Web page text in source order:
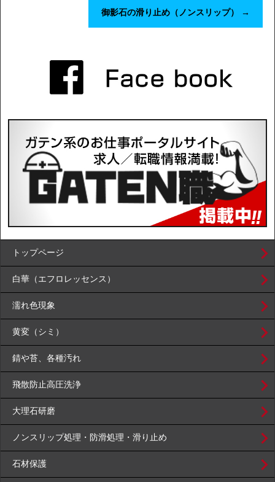
御影石の滑り止め（ノンスリップ） →
トップページ
白華（エフロレッセンス）
濡れ色現象
黄変（シミ）
錆や苔、各種汚れ
飛散防止高圧洗浄
大理石研磨
ノンスリップ処理・防滑処理・滑り止め
石材保護